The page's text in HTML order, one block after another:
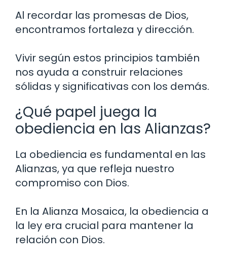
Al recordar las promesas de Dios,
encontramos fortaleza y dirección.
Vivir según estos principios también
nos ayuda a construir relaciones
sólidas y significativas con los demás.
¿Qué papel juega la
obediencia en las Alianzas?
La obediencia es fundamental en las
Alianzas, ya que refleja nuestro
compromiso con Dios.
En la Alianza Mosaica, la obediencia a
la ley era crucial para mantener la
relación con Dios.